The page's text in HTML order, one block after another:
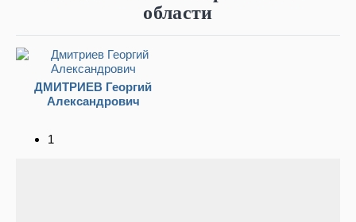
области
ДМИТРИЕВ Георгий
Александрович
1